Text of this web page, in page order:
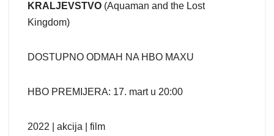
KRALJEVSTVO (Aquaman and the Lost
Kingdom)
DOSTUPNO ODMAH NA HBO MAXU
HBO PREMIJERA: 17. mart u 20:00
2022 | akcija | film